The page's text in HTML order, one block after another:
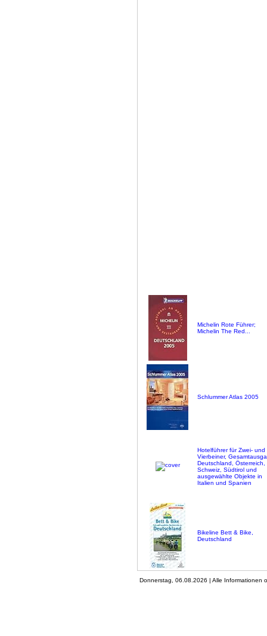
Michelin Rote Führer;
Michelin The Red...
Schlummer Atlas 2005
Hotelführer für Zwei- und
Vierbeiner,
Deutschland, Österreich,
Schweiz, Südtirol und
ausgewählte Objekte in
Italien und Spanien
Bikeline Bett & Bike,
Deutschland
Donnerstag, 06.08.2026 | Alle Informationen